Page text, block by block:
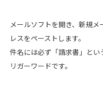
メールソフトを開き、新規
レスをペーストします。
件名には必ず「請求書」と
リガーワードです。